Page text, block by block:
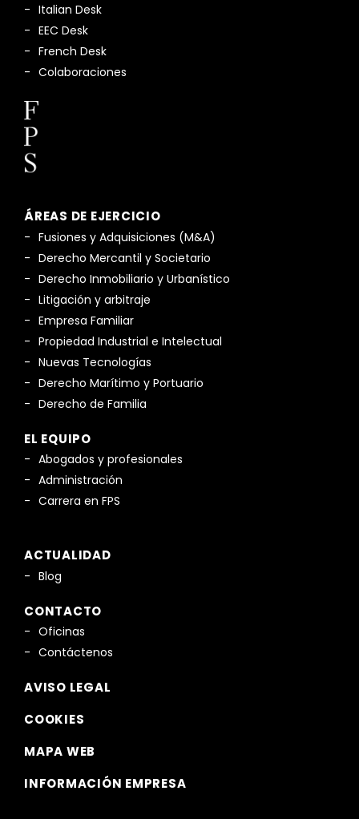
Italian Desk
EEC Desk
French Desk
Colaboraciones
ÁREAS DE EJERCICIO
Fusiones y Adquisiciones (M&A)
Derecho Mercantil y Societario
Derecho Inmobiliario y Urbanístico
Litigación y arbitraje
Empresa Familiar
Propiedad Industrial e Intelectual
Nuevas Tecnologías
Derecho Marítimo y Portuario
Derecho de Familia
EL EQUIPO
Abogados y profesionales
Administración
Carrera en FPS
ACTUALIDAD
Blog
CONTACTO
Oficinas
Contáctenos
AVISO LEGAL
COOKIES
MAPA WEB
INFORMACIÓN EMPRESA